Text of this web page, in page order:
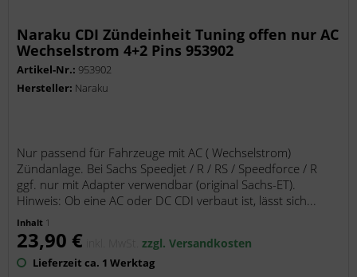
Naraku CDI Zündeinheit Tuning offen nur AC
Wechselstrom 4+2 Pins 953902
Artikel-Nr.: 953902
Hersteller: Naraku
Nur passend für Fahrzeuge mit AC ( Wechselstrom)
Zündanlage. Bei Sachs Speedjet / R / RS / Speedforce / R
ggf. nur mit Adapter verwendbar (original Sachs-ET).
Hinweis: Ob eine AC oder DC CDI verbaut ist, lässt sich...
Inhalt 1
23,90 € inkl. MwSt.zzgl. Versandkosten
Lieferzeit ca. 1 Werktag